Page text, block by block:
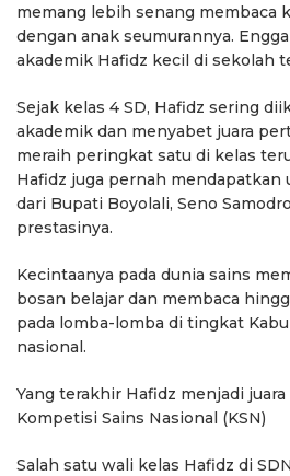
memang lebih senang membaca
dengan anak seumurannya.
akademik Hafidz kecil di sekolah
Sejak kelas 4 SD, Hafidz sering
akademik dan menyabet juara
meraih peringkat satu di kelas
Hafidz juga pernah mendapatkan
dari Bupati Boyolali, Seno
prestasinya.
Kecintaanya pada dunia sains
bosan belajar dan membaca
pada lomba-lomba di tingkat
nasional.
Yang terakhir Hafidz menjadi
Kompetisi Sains Nasional (KSN)
Salah satu wali kelas Hafidz di